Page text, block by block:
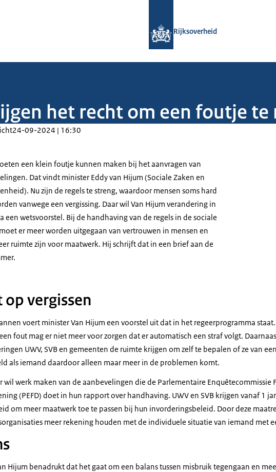
Rijksoverheid
het recht om een foutje te
24-09-2024 | 16:30
een klein foutje kunnen maken bij het aanvragen van
Dat vindt minister Eddy van Hijum (Sociale Zaken en
Nu zijn de regels te streng, waardoor mensen soms hard
vanwege een vergissing. Daar wil Van Hijum verandering in
een wetsvoorstel. Bij de handhaving van de regels in de sociale
er meer worden uitgegaan van vertrouwen in mensen en
ruimte zijn voor maatwerk. Hij schrijft dat in een brief aan de
op vergissen
voert minister Van Hijum een voorstel uit dat in het regeerprogramma
fout mag er niet meer voor zorgen dat er automatisch een straf volgt.
UWV, SVB en gemeenten de ruimte krijgen om zelf te bepalen of ze van
als iemand daardoor alleen maar meer in de problemen komt.
wil werk maken van de aanbevelingen die de Parlementaire Enquêtecommissie
(PEFD) doet in hun rapport over handhaving. UWV en SVB krijgen vanaf 1
om meer maatwerk toe te passen bij hun invorderingsbeleid. Door deze
meer rekening houden met de individuele situatie van iemand met
Hijum benadrukt dat het gaat om een balans tussen misbruik tegengaan en